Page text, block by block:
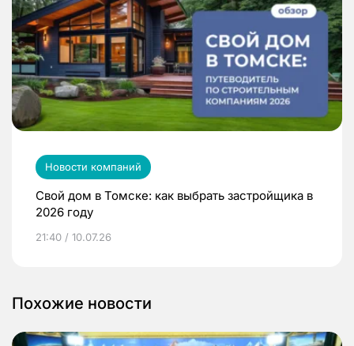
Новости компаний
Свой дом в Томске: как выбрать застройщика в
2026 году
21:40 / 10.07.26
Похожие новости